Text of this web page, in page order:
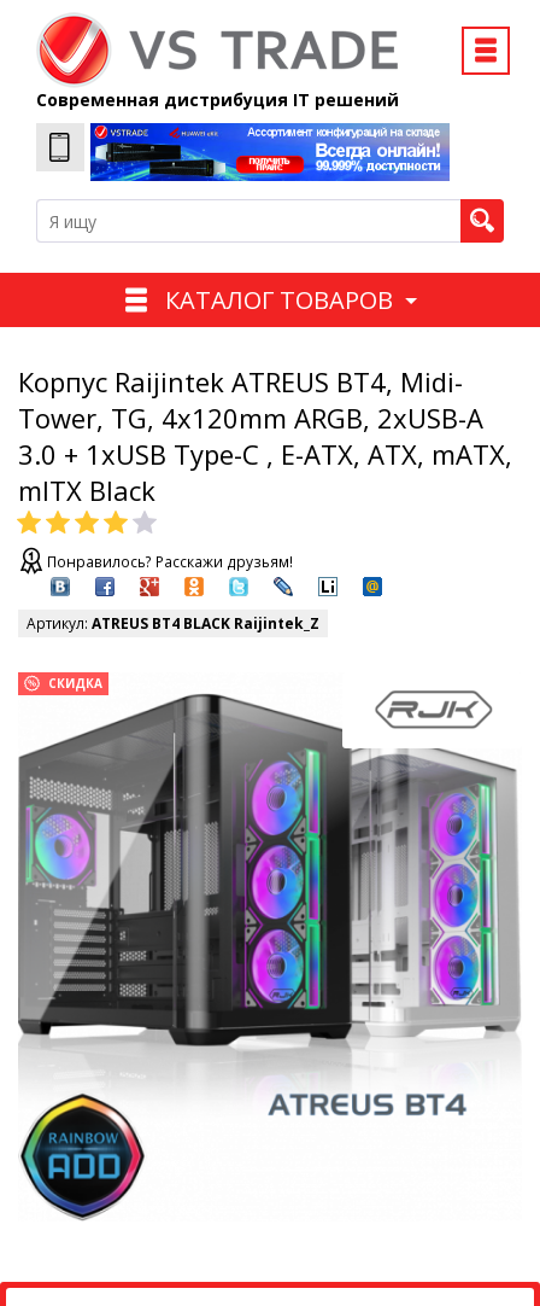
Современная дистрибуция IT решений
КАТАЛОГ ТОВАРОВ
Корпус Raijintek ATREUS BT4, Midi-
Tower, TG, 4x120mm ARGB, 2xUSB-A
3.0 + 1xUSB Type-C , E-ATX, ATX, mATX,
mITX Black
Понравилось? Расскажи друзьям!
Артикул: ATREUS BT4 BLACK Raijintek_Z
СКИДКА